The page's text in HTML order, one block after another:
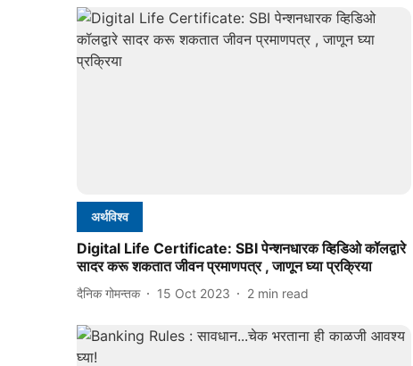
अर्थविश्व
Digital Life Certificate: SBI पेन्शनधारक व्हिडिओ कॉलद्वारे
सादर करू शकतात जीवन प्रमाणपत्र , जाणून घ्या प्रक्रिया
दैनिक गोमन्तक 15 Oct 2023 2 min read